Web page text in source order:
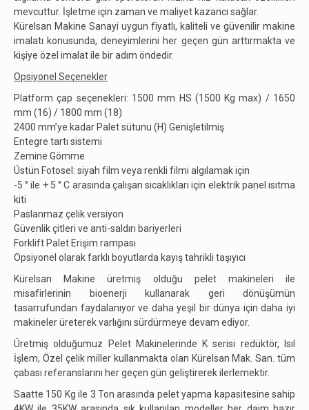
mevcuttur. İşletme için zaman ve maliyet kazancı sağlar.
Kürelsan Makine Sanayi uygun fiyatlı, kaliteli ve güvenilir makine
imalatı konusunda, deneyimlerini her geçen gün arttırmakta ve
kişiye özel imalat ile bir adım öndedir.
Opsiyonel Seçenekler
Platform çap seçenekleri: 1500 mm HS (1500 Kg max) / 1650
mm (16) / 1800 mm (18)
2400 mm’ye kadar Palet sütunu (H) Genişletilmiş
Entegre tartı sistemi
Zemine Gömme
Üstün Fotosel: siyah film veya renkli filmi algılamak için
-5 ° ile + 5 ° C arasında çalışan sıcaklıkları için elektrik panel ısıtma
kiti
Paslanmaz çelik versiyon
Güvenlik çitleri ve anti-saldırı bariyerleri
Forklift Palet Erişim rampası
Opsiyonel olarak farklı boyutlarda kayış tahrikli taşıyıcı
Kürelsan Makine üretmiş olduğu pelet makineleri ile
misafirlerinin bioenerji kullanarak geri dönüşümün
tasarrufundan faydalanıyor ve daha yeşil bir dünya için daha iyi
makineler üreterek varlığını sürdürmeye devam ediyor.
Üretmiş olduğumuz Pelet Makinelerinde K serisi redüktör, Isıl
İşlem, Özel çelik miller kullanmakta olan Kürelsan Mak. San. tüm
çabası referanslarını her geçen gün geliştirerek ilerlemektir.
Saatte 150 Kg ile 3 Ton arasında pelet yapma kapasitesine sahip